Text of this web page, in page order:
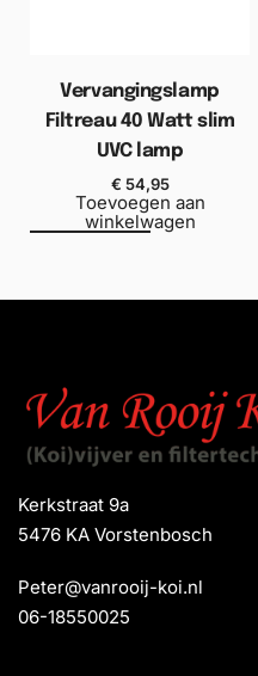
Vervangingslamp
Filtreau 40 Watt slim
UVC lamp
€ 54,95
Toevoegen aan
winkelwagen
Kerkstraat 9a
5476 KA Vorstenbosch
Peter@vanrooij-koi.nl
06-18550025